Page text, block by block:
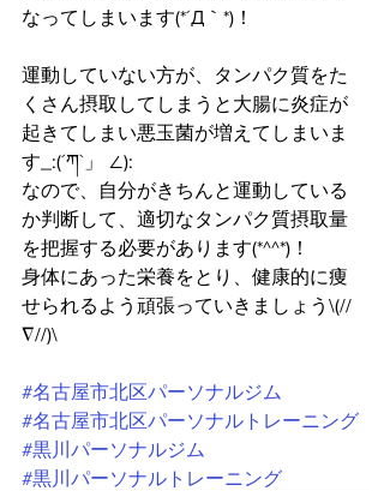
なってしまいます(*´Д｀*)！
運動していない方が、タンパク質をた
くさん摂取してしまうと大腸に炎症が
起きてしまい悪玉菌が増えてしまいま
す_:(´ཀ`」 ∠):
なので、自分がきちんと運動している
か判断して、適切なタンパク質摂取量
を把握する必要があります(*^^*)！
身体にあった栄養をとり、健康的に痩
せられるよう頑張っていきましょう\(//
∇//)\
#名古屋市北区パーソナルジム
#名古屋市北区パーソナルトレーニング
#黒川パーソナルジム
#黒川パーソナルトレーニング